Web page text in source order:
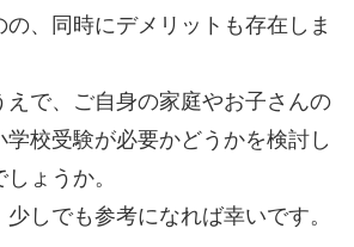
、同時にデメリットも存在しま
えで、ご自身の家庭やお子さんの
校受験が必要かどうかを検討し
ょうか。
しでも参考になれば幸いです。